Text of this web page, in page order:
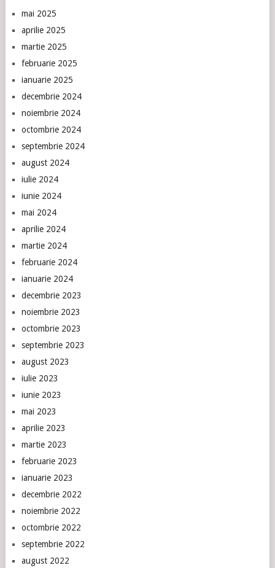
mai 2025
aprilie 2025
martie 2025
februarie 2025
ianuarie 2025
decembrie 2024
noiembrie 2024
octombrie 2024
septembrie 2024
august 2024
iulie 2024
iunie 2024
mai 2024
aprilie 2024
martie 2024
februarie 2024
ianuarie 2024
decembrie 2023
noiembrie 2023
octombrie 2023
septembrie 2023
august 2023
iulie 2023
iunie 2023
mai 2023
aprilie 2023
martie 2023
februarie 2023
ianuarie 2023
decembrie 2022
noiembrie 2022
octombrie 2022
septembrie 2022
august 2022